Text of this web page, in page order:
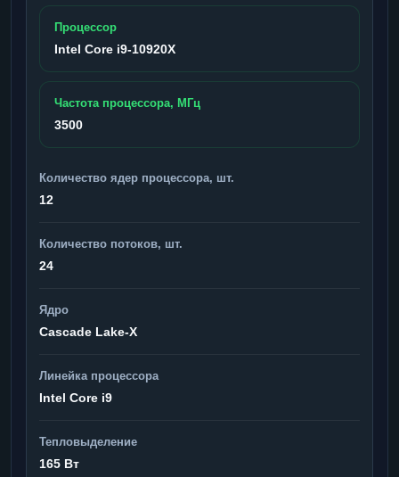
Процессор
Intel Core i9-10920X
Частота процессора, МГц
3500
Количество ядер процессора, шт.
12
Количество потоков, шт.
24
Ядро
Cascade Lake-X
Линейка процессора
Intel Core i9
Тепловыделение
165 Вт